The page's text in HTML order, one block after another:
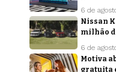
6 de
Nissan
milhão
6 de
Motiva
gratuita